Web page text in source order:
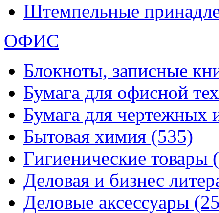
Штемпельные
ОФИС
Блокноты, записные
Бумага для офисной
Бумага для чертежных
Бытовая химия (535)
Гигиенические товары
Деловая и бизнес
Деловые аксессуары